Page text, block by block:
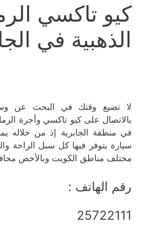
كيو تاكسي
الذهبية في
لا تضيع وقتك في البحث عن
بالاتصال على كيو تاكسي وأجرة
في منطقة الجابرية إذ من خلاله
سيارة يتوفر فيها كل سبل الراحة
مختلف مناطق الكويت وبالأخص
رقم الهاتف :
25722111